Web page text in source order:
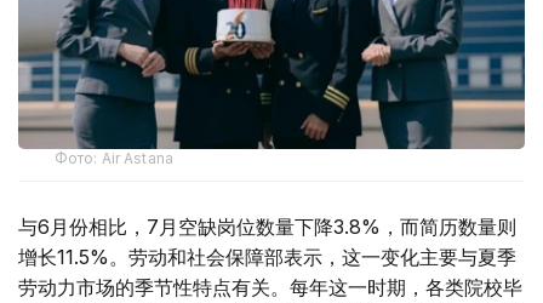
Фото: Air Astana
与6月份相比，7月空缺岗位数量下降3.8%，而简历数量则
增长11.5%。劳动和社会保障部表示，这一变化主要与夏季
劳动力市场的季节性特点有关。每年这一时期，各类院校毕